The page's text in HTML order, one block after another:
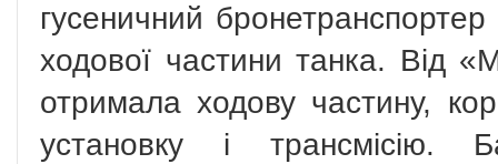
гусеничний
ходової частини танка. Від
отримала ходову частину,
установку і трансмісію.